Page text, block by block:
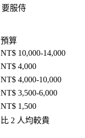
要服侍
預算
NT$ 10,000-14,000
NT$ 4,000
NT$ 4,000-10,000
NT$ 3,500-6,000
NT$ 1,500
比 2 人均較貴